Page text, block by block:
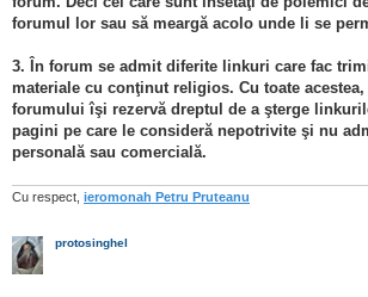
forumul lor sau să meargă acolo unde li se
3. În forum se admit diferite linkuri care fac
materiale cu conţinut religios. Cu toate
forumului îşi rezervă dreptul de a şterge
pagini pe care le consideră nepotrivite şi nu
personală sau comercială.
Cu respect, ieromonah Petru Pruteanu
protosinghel